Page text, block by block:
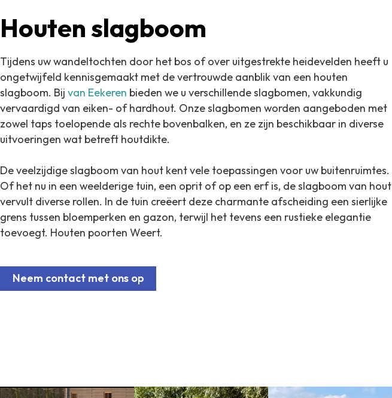
Houten slagboom
Tijdens uw wandeltochten door het bos of over uitgestrekte heidevelden heeft u
ongetwijfeld kennisgemaakt met de vertrouwde aanblik van een houten
slagboom. Bij van Eekeren bieden we u verschillende slagbomen, vakkundig
vervaardigd van eiken- of hardhout. Onze slagbomen worden aangeboden met
zowel taps toelopende als rechte bovenbalken, en ze zijn beschikbaar in diverse
uitvoeringen wat betreft houtdikte.
De veelzijdige slagboom van hout kent vele toepassingen voor uw buitenruimtes.
Of het nu in een weelderige tuin, een oprit of op een erf is, de slagboom van hout
vervult diverse rollen. In de tuin creëert deze charmante afscheiding een sierlijke
grens tussen bloemperken en gazon, terwijl het tevens een rustieke elegantie
toevoegt. Houten poorten Weert.
Neem contact met ons op